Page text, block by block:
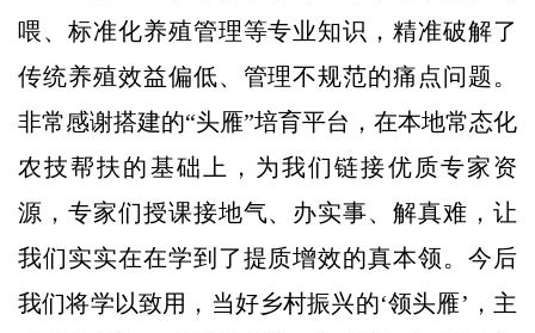
喂、标准化养殖管理等专业知识，精准破解了
传统养殖效益偏低、管理不规范的痛点问题。
非常感谢搭建的“头雁”培育平台，在本地常态化
农技帮扶的基础上，为我们链接优质专家资
源，专家们授课接地气、办实事、解真难，让
我们实实在在学到了提质增效的真本领。今后
我们将学以致用，当好乡村振兴的‘领头雁’，主